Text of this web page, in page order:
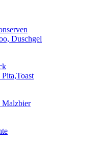
Duschgel
Malzbier